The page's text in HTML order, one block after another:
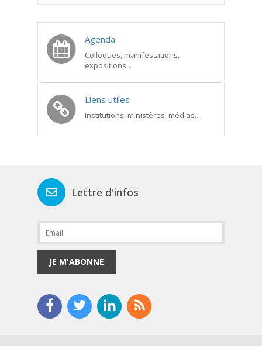
Agenda
Colloques, manifestations,
expositions...
Liens utiles
Institutions, ministères, médias...
Lettre d'infos
JE M'ABONNE